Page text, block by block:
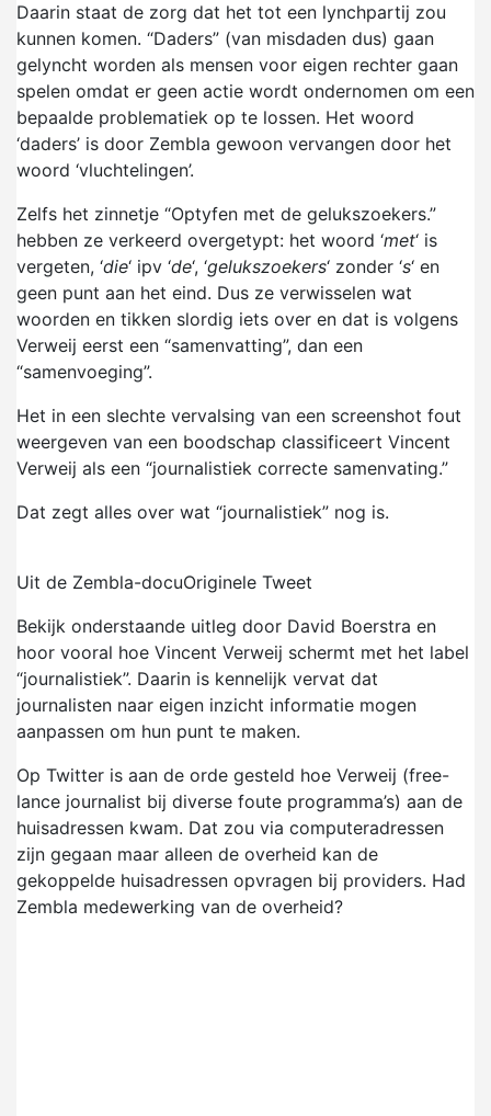
Daarin staat de zorg dat het tot een lynchpartij zou
kunnen komen. “Daders” (van misdaden dus) gaan
gelyncht worden als mensen voor eigen rechter gaan
spelen omdat er geen actie wordt ondernomen om een
bepaalde problematiek op te lossen. Het woord
‘daders’ is door Zembla gewoon vervangen door het
woord ‘vluchtelingen’.
Zelfs het zinnetje “Optyfen met de gelukszoekers.”
hebben ze verkeerd overgetypt: het woord ‘met‘ is
vergeten, ‘die‘ ipv ‘de‘, ‘gelukszoekers‘ zonder ‘s‘ en
geen punt aan het eind. Dus ze verwisselen wat
woorden en tikken slordig iets over en dat is volgens
Verweij eerst een “samenvatting”, dan een
“samenvoeging”.
Het in een slechte vervalsing van een screenshot fout
weergeven van een boodschap classificeert Vincent
Verweij als een “journalistiek correcte samenvating.”
Dat zegt alles over wat “journalistiek” nog is.
Uit de Zembla-docuOriginele Tweet
Bekijk onderstaande uitleg door David Boerstra en
hoor vooral hoe Vincent Verweij schermt met het label
“journalistiek”. Daarin is kennelijk vervat dat
journalisten naar eigen inzicht informatie mogen
aanpassen om hun punt te maken.
Op Twitter is aan de orde gesteld hoe Verweij (free-
lance journalist bij diverse foute programma’s) aan de
huisadressen kwam. Dat zou via computeradressen
zijn gegaan maar alleen de overheid kan de
gekoppelde huisadressen opvragen bij providers. Had
Zembla medewerking van de overheid?